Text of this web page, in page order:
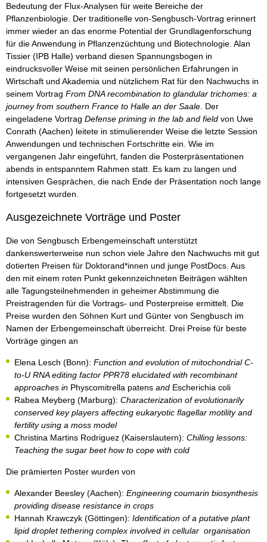
Bedeutung der Flux-Analysen für weite Bereiche der
Pflanzenbiologie. Der traditionelle von-Sengbusch-Vortrag erinnert
immer wieder an das enorme Potential der Grundlagenforschung
für die Anwendung in Pflanzenzüchtung und Biotechnologie. Alan
Tissier (IPB Halle) verband diesen Spannungsbogen in
eindrucksvoller Weise mit seinen persönlichen Erfahrungen in
Wirtschaft und Akademia und nützlichem Rat für den Nachwuchs in
seinem Vortrag From DNA recombination to glandular trichomes: a
journey from southern France to Halle an der Saale . Der
eingeladene Vortrag Defense priming in the lab and field von Uwe
Conrath (Aachen) leitete in stimulierender Weise die letzte Session
Anwendungen und technischen Fortschritte ein. Wie im
vergangenen Jahr eingeführt, fanden die Posterpräsentationen
abends in entspanntem Rahmen statt. Es kam zu langen und
intensiven Gesprächen, die nach Ende der Präsentation noch lange
fortgesetzt wurden.
Ausgezeichnete Vorträge und Poster
Die von Sengbusch Erbengemeinschaft unterstützt
dankenswerterweise nun schon viele Jahre den Nachwuchs mit gut
dotierten Preisen für Doktorand*innen und junge PostDocs. Aus
den mit einem roten Punkt gekennzeichneten Beiträgen wählten
alle Tagungsteilnehmenden in geheimer Abstimmung die
Preistragenden für die Vortrags- und Posterpreise ermittelt. Die
Preise wurden den Söhnen Kurt und Günter von Sengbusch im
Namen der Erbengemeinschaft überreicht. Drei Preise für beste
Vorträge gingen an
Elena Lesch (Bonn): Function and evolution of mitochondrial C‐
to‐U RNA editing factor PPR78 elucidated with recombinant
approaches in Physcomitrella patens and Escherichia coli
Rabea Meyberg (Marburg): Characterization of evolutionarily
conserved key players affecting eukaryotic flagellar motility and
fertility using a moss model
Christina Martins Rodriguez (Kaiserslautern): Chilling lessons:
Teaching the sugar beet how to cope with cold
Die prämierten Poster wurden von
Alexander Beesley (Aachen): Engineering coumarin biosynthesis
providing disease resistance in crops
Hannah Krawczyk (Göttingen): Identification of a putative plant
lipid droplet tethering complex involved in cellular organisation